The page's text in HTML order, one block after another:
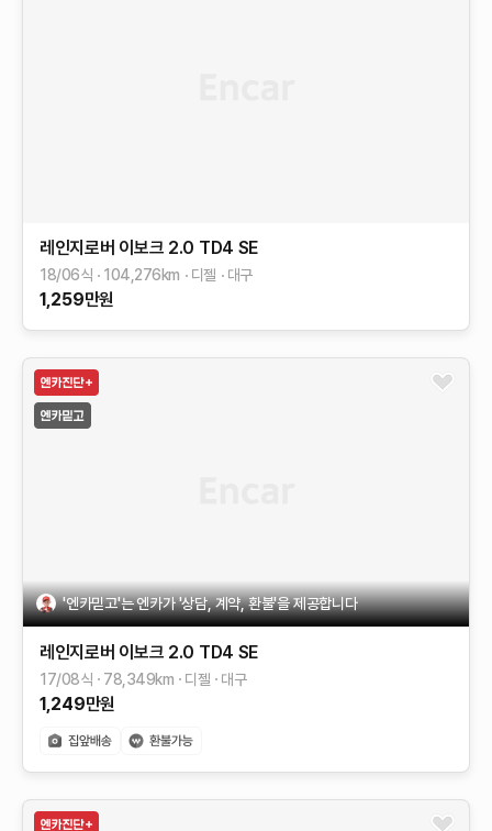
레인지로버 이보크 2.0 TD4 SE
18/06식 104,276km 디젤 대구
1,259만원
'엔카믿고'는 엔카가 '상담, 계약, 환불'을 제공합니다
레인지로버 이보크 2.0 TD4 SE
17/08식 78,349km 디젤 대구
1,249만원